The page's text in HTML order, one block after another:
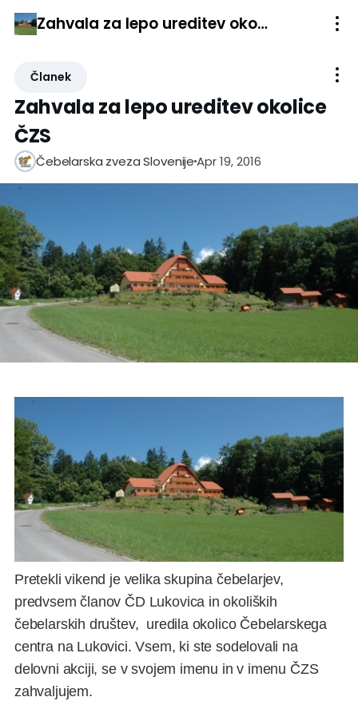
Zahvala za lepo ureditev okolice ČZS
Članek
Zahvala za lepo ureditev okolice
ČZS
Čebelarska zveza SlovenijeApr 19, 2016
Pretekli vikend je velika skupina čebelarjev,
predvsem članov ČD Lukovica in okoliških
čebelarskih društev, uredila okolico Čebelarskega
centra na Lukovici. Vsem, ki ste sodelovali na
delovni akciji, se v svojem imenu in v imenu ČZS
zahvaljujem.